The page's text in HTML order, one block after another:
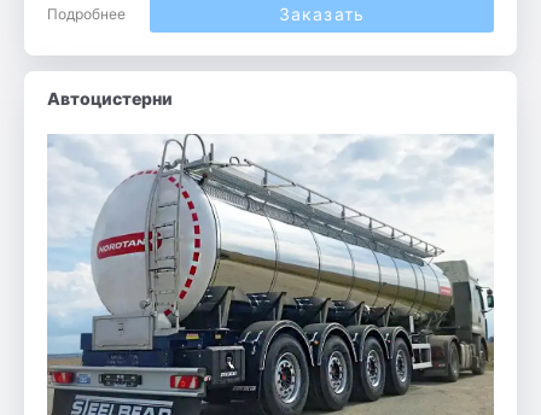
Подробнее
Заказать
Автоцистерни